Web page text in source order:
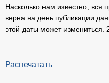
Насколько нам известно, вся
верна на день публикации
этой даты может измениться.
Распечатать